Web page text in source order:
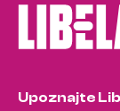
Upoznajte